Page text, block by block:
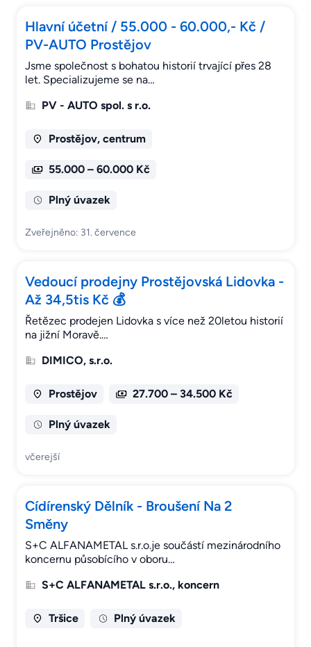
Hlavní účetní / 55.000 - 60.000,- Kč /
PV-AUTO Prostějov
Jsme společnost s bohatou historií trvající přes 28
let. Specializujeme se na…
PV - AUTO spol. s r.o.
Prostějov, centrum
55.000 – 60.000 Kč
Plný úvazek
Zveřejněno: 31. července
Vedoucí prodejny Prostějovská Lidovka -
Až 34,5tis Kč 💰
Řetězec prodejen Lidovka s více než 20letou historií
na jižní Moravě.…
DIMICO, s.r.o.
Prostějov 27.700 – 34.500 Kč
Plný úvazek
včerejší
Cídírenský Dělník - Broušení Na 2
Směny
S+C ALFANAMETAL s.r.o.je součástí mezinárodního
koncernu působícího v oboru…
S+C ALFANAMETAL s.r.o., koncern
Tršice Plný úvazek